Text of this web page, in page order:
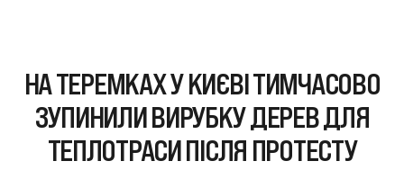
НА ТЕРЕМКАХ У КИЄВІ ТИМЧАСОВО
ЗУПИНИЛИ ВИРУБКУ ДЕРЕВ ДЛЯ
ТЕПЛОТРАСИ ПІСЛЯ ПРОТЕСТУ